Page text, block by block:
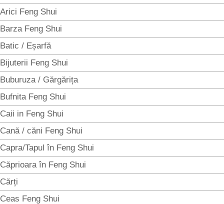
Arici Feng Shui
Barza Feng Shui
Batic / Eșarfă
Bijuterii Feng Shui
Buburuza / Gărgărița
Bufnita Feng Shui
Caii in Feng Shui
Cană / căni Feng Shui
Capra/Tapul în Feng Shui
Căprioara în Feng Shui
Cărți
Ceas Feng Shui